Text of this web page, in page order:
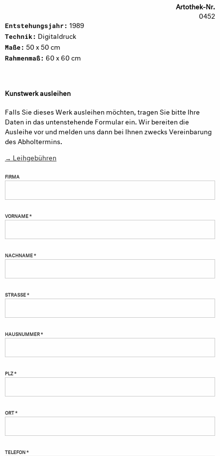
Artothek-Nr.
0452
Entstehungsjahr: 1989
Technik: Digitaldruck
Maße: 50 x 50 cm
Rahmenmaß: 60 x 60 cm
Kunstwerk ausleihen
Falls Sie dieses Werk ausleihen möchten, tragen Sie bitte Ihre
Daten in das untenstehende Formular ein. Wir bereiten die
Ausleihe vor und melden uns dann bei Ihnen zwecks Vereinbarung
des Abholtermins.
→ Leihgebühren
FIRMA
VORNAME *
NACHNAME *
STRASSE *
HAUSNUMMER *
PLZ *
ORT *
TELEFON *